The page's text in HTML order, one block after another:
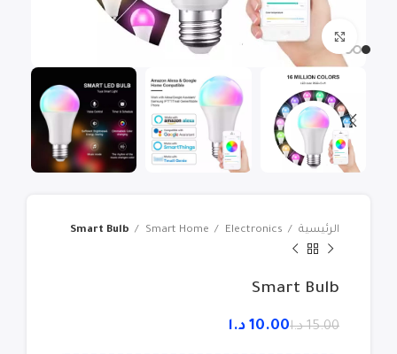
Click to enlarge
الرئيسية Electronics
Smart Home
Smart Bulb
Smart Bulb
15.00 د.ا10.00 د.ا